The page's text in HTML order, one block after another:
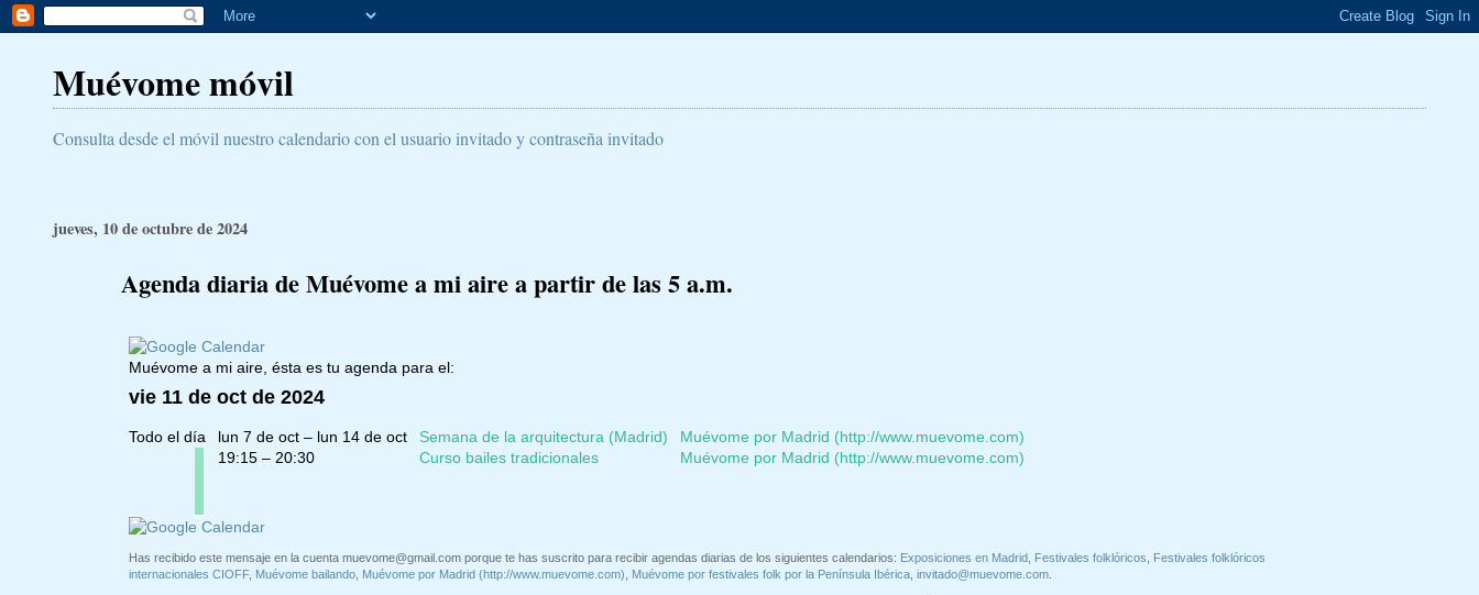
Muévome móvil
Consulta desde el móvil nuestro calendario con el usuario invitado y contraseña invitado
jueves, 10 de octubre de 2024
Agenda diaria de Muévome a mi aire a partir de las 5 a.m.
Muévome a mi aire, ésta es tu agenda para el:
vie 11 de oct de 2024
Todo el día lun 7 de oct – lun 14 de oct Semana de la arquitectura (Madrid)
Muévome por Madrid (http://www.muevome.com)
19:15 – 20:30
Curso bailes tradicionales Muévome por Madrid (http://www.muevome.com)
Has recibido este mensaje en la cuentamuevome@gmail.com porque te has suscrito para recibir agendas diarias de los siguientes calendarios: Exposiciones en Madrid Festivales folklóricos
Festivales folklóricos
internacionales CIOFF, Muévome bailando Muévome por Madrid (http://www.muevome.com) Muévome por festivales folk por la Península Ibérica ,invitado@muevome.com